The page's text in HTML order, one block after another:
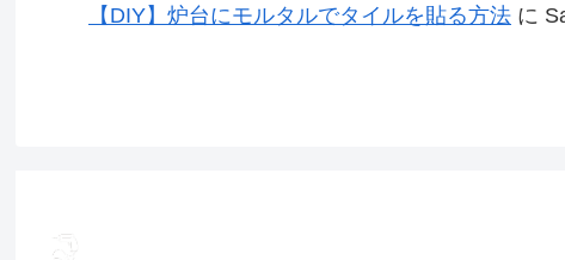
【DIY】炉台にモルタルでタイルを貼る方法 に